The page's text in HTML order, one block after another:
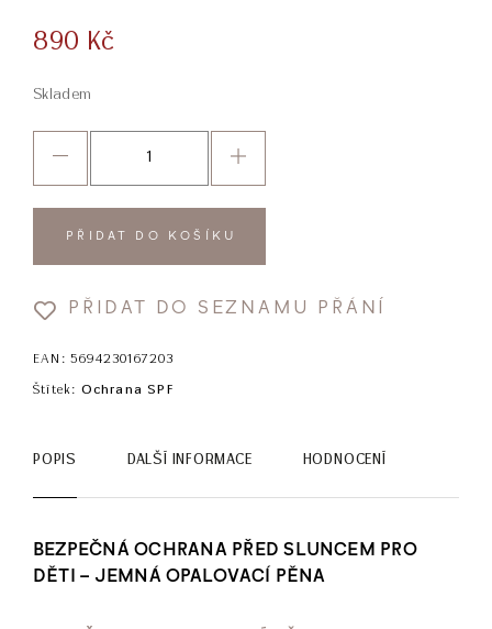
890 Kč
Skladem
PŘIDAT DO KOŠÍKU
PŘIDAT DO SEZNAMU PŘÁNÍ
EAN: 5694230167203
Štítek: Ochrana SPF
POPIS DALŠÍ INFORMACE HODNOCENÍ
BEZPEČNÁ OCHRANA PŘED SLUNCEM PRO
DĚTI – JEMNÁ OPALOVACÍ PĚNA